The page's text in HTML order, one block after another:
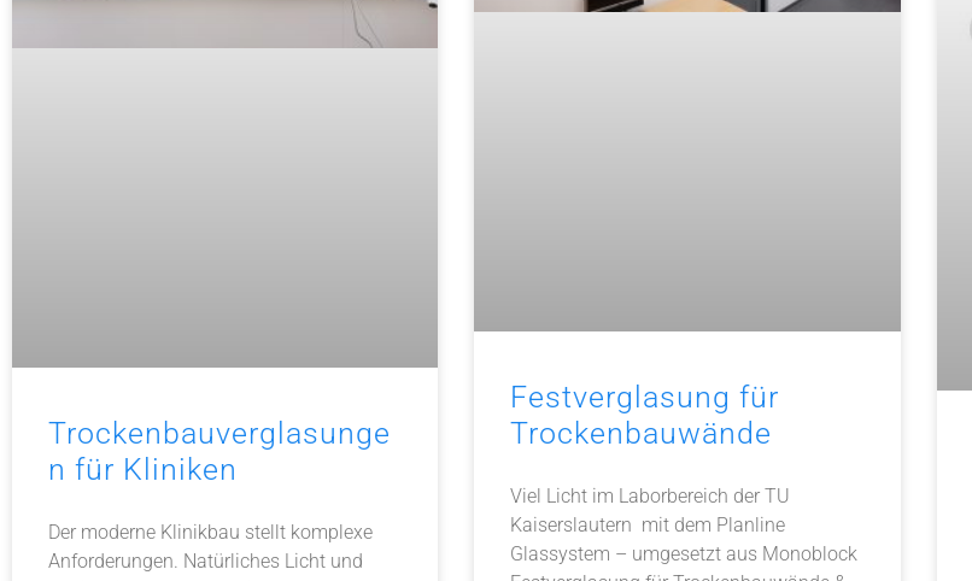
Trockenbauverglasunge
n für Kliniken
Der moderne Klinikbau stellt komplexe
Anforderungen. Natürliches Licht und
Festverglasung für
Trockenbauwände
Viel Licht im Laborbereich der TU
Kaiserslautern mit dem Planline
Glassystem – umgesetzt aus Monoblock